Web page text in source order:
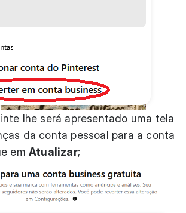
lhe será apresentado uma tela
da conta pessoal para a conta
em Atualizar;